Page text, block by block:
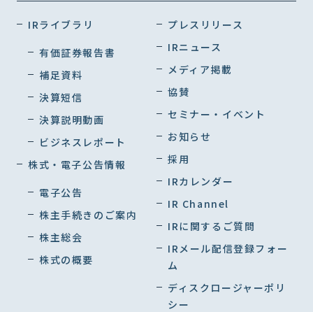
IRライブラリ
有価証券報告書
補足資料
決算短信
決算説明動画
ビジネスレポート
株式・電子公告情報
電子公告
株主手続きのご案内
株主総会
株式の概要
プレスリリース
IRニュース
メディア掲載
協賛
セミナー・イベント
お知らせ
採用
IRカレンダー
IR Channel
IRに関するご質問
IRメール配信登録フォー
ム
ディスクロージャーポリ
シー